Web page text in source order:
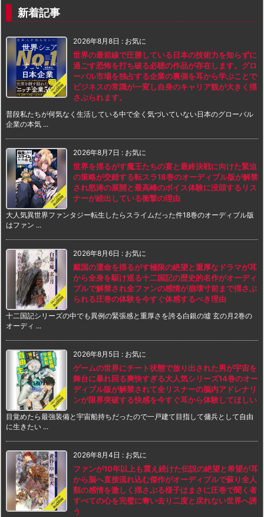
新着記事
2026年8月8日 : お気に
世界の最前線で圧勝している日本の技術力を知らずに
過ごす恐怖を打ち破る必聴の作品が存在します。グロ
ーバル市場を独占する企業の裏側を耳から学ぶことで
ビジネスの常識が一変し自身のキャリア観が大きく揺
さぶられます。
普段私たちが何気なく生活している中で全く気づいていない日本のグローバル
企業の本気 ...
2026年8月7日 : お気に
世界を揺るがす魔王たちの宴と最終決戦に向けた緊迫
の策略が交錯する転スラ18巻のオーディブル版が解禁
され怒涛の展開と最高峰のボイス体験に没頭するリス
ナーが続出している衝撃の理由
大人気異世界ファンタジー転生したらスライムだった件18巻のオーディブル版
はファン ...
2026年8月6日 : お気に
戴国の運命を揺るがす極限の絶望と重厚なドラマが耳
から全身を駆け巡る十二国記の歴史的名作がオーディ
ブルで解禁され全ファンの感情が崩壊寸前まで揺さぶ
られる圧巻の体験を今すぐ体感するべき理由
十二国記シリーズの中でも異例の緊張感と重厚さを誇る白銀の墟 玄の月2巻の
オーディ ...
2026年8月5日 : お気に
ゲームの世界にチート状態で放り出された男が宇宙を
舞台に暴れ回る爽快すぎる大人気シリーズ14巻のオー
ディブル版が解禁されて全リスナーの脳内アドレナリ
ンが限界突破する快感を今すぐ耳から体験してほしい
目覚めたら最強装備と宇宙船持ちだったので一戸建て目指して傭兵として自由
に生きたい ...
2026年8月4日 : お気に
ファンが10年以上も震え続けた伝説の絶望と希望が耳
から脳へ直接流れ込む傑作がオーディブルで蘇り全人
類の感情を激しく揺さぶる様子はまさに圧巻で聞く者
すべての心を完璧に奪い去り二度と戻れない世界へ誘
う